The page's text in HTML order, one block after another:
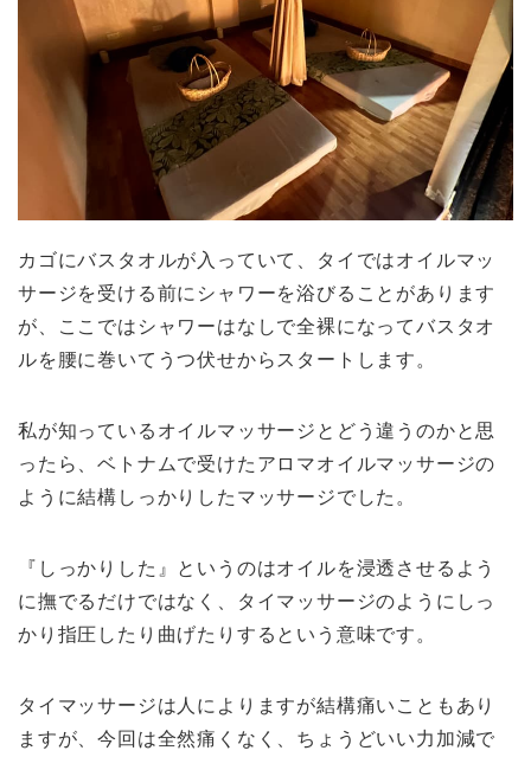
カゴにバスタオルが入っていて、タイではオイルマッ
サージを受ける前にシャワーを浴びることがあります
が、ここではシャワーはなしで全裸になってバスタオ
ルを腰に巻いてうつ伏せからスタートします。
私が知っているオイルマッサージとどう違うのかと思
ったら、ベトナムで受けたアロマオイルマッサージの
ように結構しっかりしたマッサージでした。
『しっかりした』というのはオイルを浸透させるよう
に撫でるだけではなく、タイマッサージのようにしっ
かり指圧したり曲げたりするという意味です。
タイマッサージは人によりますが結構痛いこともあり
ますが、今回は全然痛くなく、ちょうどいい力加減で